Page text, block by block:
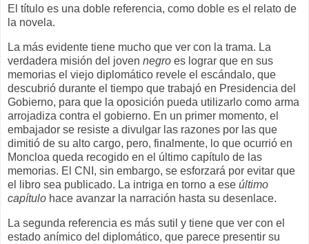
El título es una doble referencia, como doble es el relato de
la novela.
La más evidente tiene mucho que ver con la trama. La
verdadera misión del joven negro es lograr que en sus
memorias el viejo diplomático revele el escándalo, que
descubrió durante el tiempo que trabajó en Presidencia del
Gobierno, para que la oposición pueda utilizarlo como arma
arrojadiza contra el gobierno. En un primer momento, el
embajador se resiste a divulgar las razones por las que
dimitió de su alto cargo, pero, finalmente, lo que ocurrió en
Moncloa queda recogido en el último capítulo de las
memorias. El CNI, sin embargo, se esforzará por evitar que
el libro sea publicado. La intriga en torno a ese último
capítulo hace avanzar la narración hasta su desenlace.
La segunda referencia es más sutil y tiene que ver con el
estado anímico del diplomático, que parece presentir su